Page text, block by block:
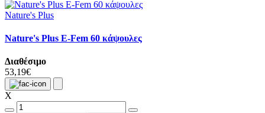
Nature's Plus
Nature's Plus E-Fem 60 κάψουλες
Διαθέσιμο
53,19€
X